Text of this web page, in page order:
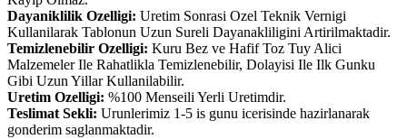
Dayaniklilik Ozelligi: Uretim Sonrasi Ozel Teknik Vernigi
Kullanilarak Tablonun Uzun Sureli Dayanakliligini Artirilmaktadir.
Temizlenebilir Ozelligi: Kuru Bez ve Hafif Toz Tuy Alici
Malzemeler Ile Rahatlikla Temizlenebilir, Dolayisi Ile Ilk Gunku
Gibi Uzun Yillar Kullanilabilir.
Uretim Ozelligi: %100 Menseili Yerli Uretimdir.
Teslimat Sekli: Urunlerimiz 1-5 is gunu icerisinde hazirlanarak
gonderim saglanmaktadir.